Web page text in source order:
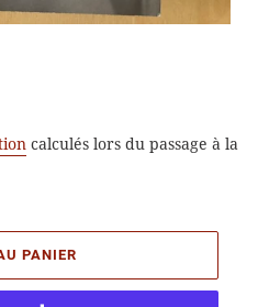
calculés lors du passage à la
PANIER